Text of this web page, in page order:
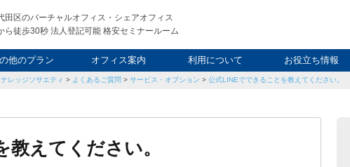
田区のバーチャルオフィス・シェアオフィス
ら徒歩30秒 法人登記可能 格安セミナールーム
他のプラン
タルオフィス
ウィークエンド
貸し会議室
オフィス案内 利用について
利用料金
申込について
FAQ
お役立ち情報
起業ノウハウ
社長ブログ
スタッフブログ
レッジソサエティ > よくあるご質問 > サービス・オプション > 公式LINEでできることを教えてください。
えてください。